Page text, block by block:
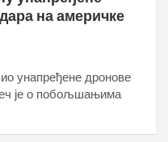
на америчке
унапређене дронове
је о побољшањима